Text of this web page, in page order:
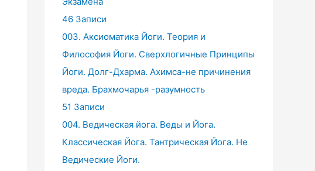
46 Записи
003. Аксиоматика Йоги. Теория и
Философия Йоги. Сверхлогичные Принципы
Йоги. Долг-Дхарма. Ахимса-не причинения
вреда. Брахмочарья -разумность
51 Записи
004. Ведическая йога. Веды и Йога.
Классическая Йога. Тантрическая Йога. Не
Ведические Йоги.